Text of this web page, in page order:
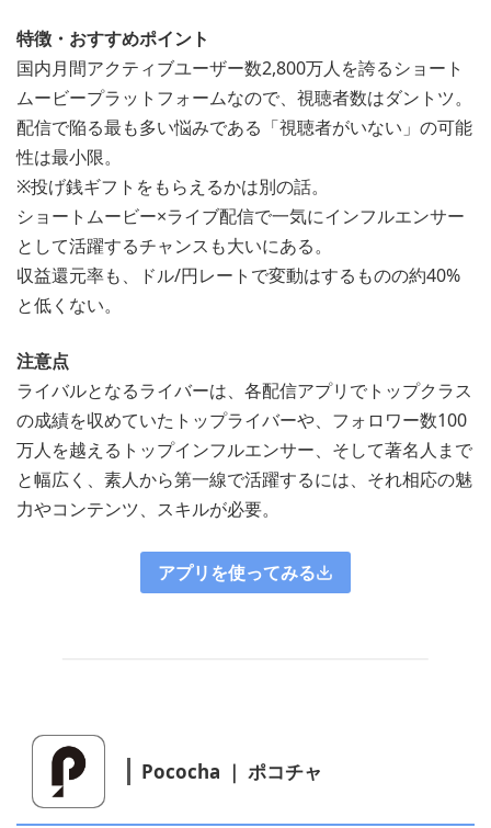
特徴・おすすめポイント
国内月間アクティブユーザー数2,800万人を誇るショート
ムービープラットフォームなので、視聴者数はダントツ。
配信で陥る最も多い悩みである「視聴者がいない」の可能
性は最小限。
※投げ銭ギフトをもらえるかは別の話。
ショートムービー×ライブ配信で一気にインフルエンサー
として活躍するチャンスも大いにある。
収益還元率も、ドル/円レートで変動はするものの約40%
と低くない。
注意点
ライバルとなるライバーは、各配信アプリでトップクラス
の成績を収めていたトップライバーや、フォロワー数100
万人を越えるトップインフルエンサー、そして著名人まで
と幅広く、素人から第一線で活躍するには、それ相応の魅
力やコンテンツ、スキルが必要。
アプリを使ってみる
Pococha ｜ ポコチャ